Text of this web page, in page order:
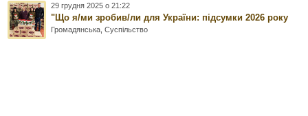
29 грудня 2025 о 21:22
"Що я/ми зробив/ли для України: підсумки 2026 року
Громадянська ,Суспільство